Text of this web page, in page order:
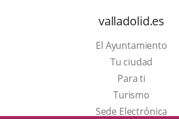
valladolid.es
El Ayuntamiento
Tu ciudad
Para ti
TurismoEste
enlace
Sede Electrónica